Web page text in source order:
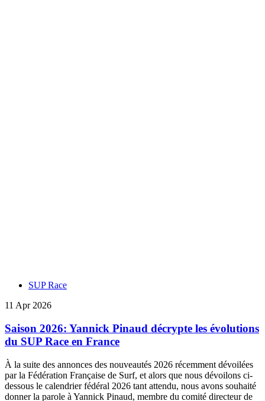
SUP Race
11 Apr 2026
Saison 2026: Yannick Pinaud décrypte les évolutions
du SUP Race en France
À la suite des annonces des nouveautés 2026 récemment dévoilées
par la Fédération Française de Surf, et alors que nous dévoilons ci-
dessous le calendrier fédéral 2026 tant attendu, nous avons souhaité
donner la parole à Yannick Pinaud, membre du comité directeur de